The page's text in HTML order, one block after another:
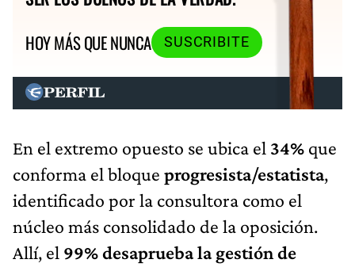
HOY MÁS QUE NUNCA
SUSCRIBITE
En el extremo opuesto se ubica el 34% que
conforma el bloque progresista/estatista,
identificado por la consultora como el
núcleo más consolidado de la oposición.
Allí, el 99% desaprueba la gestión de